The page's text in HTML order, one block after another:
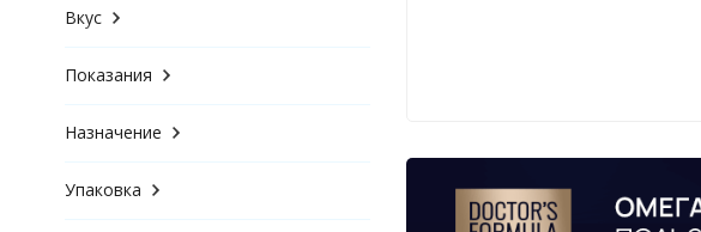
Вкус
Показания
Назначение
Упаковка